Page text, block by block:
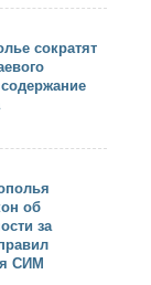
сократят
об
за
СИМ